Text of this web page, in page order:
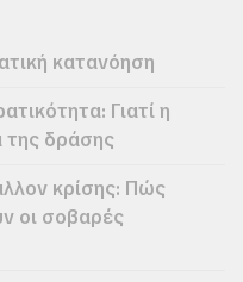
κατανόηση
Γιατί η
της δράσης
κρίσης: Πώς
οι σοβαρές